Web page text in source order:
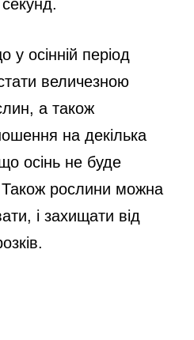
осінній період
величезною
а також
на декілька
осінь не буде
рослини можна
і захищати від